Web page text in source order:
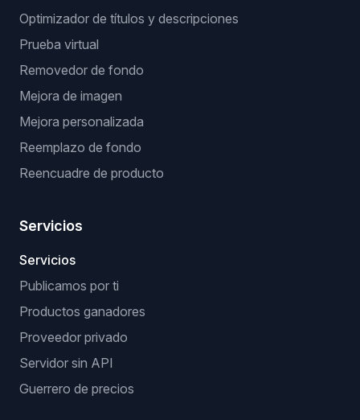
Optimizador de títulos y descripciones
Prueba virtual
Removedor de fondo
Mejora de imagen
Mejora personalizada
Reemplazo de fondo
Reencuadre de producto
Servicios
Servicios
Publicamos por ti
Productos ganadores
Proveedor privado
Servidor sin API
Guerrero de precios